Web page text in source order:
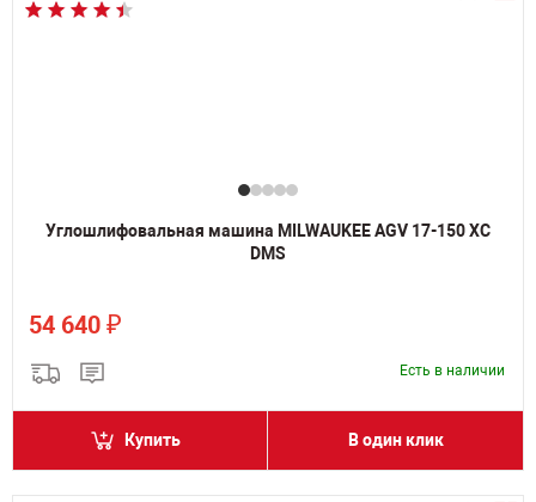
Углошлифовальная машина MILWAUKEE AGV 17-150 XC
DMS
54 640 ₽
Есть в наличии
Купить В один клик